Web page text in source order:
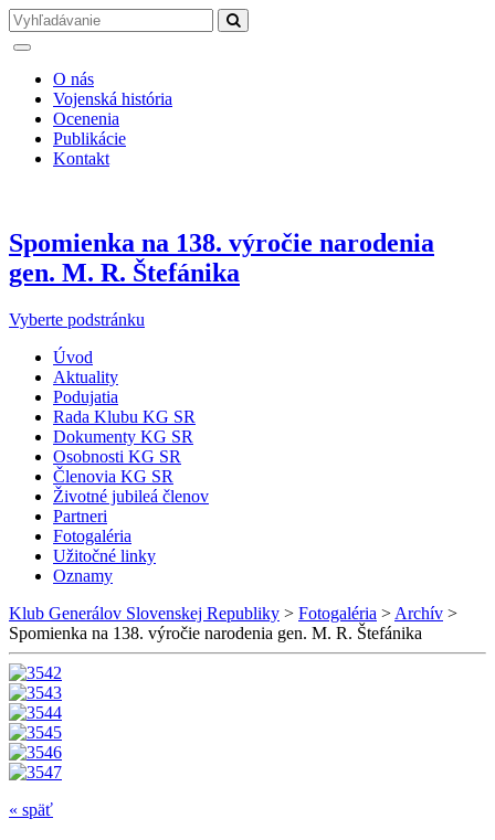
O nás
Vojenská história
Ocenenia
Publikácie
Kontakt
Spomienka na 138. výročie narodenia
gen. M. R. Štefánika
Vyberte podstránku
Úvod
Aktuality
Podujatia
Rada Klubu KG SR
Dokumenty KG SR
Osobnosti KG SR
Členovia KG SR
Životné jubileá členov
Partneri
Fotogaléria
Užitočné linky
Oznamy
Klub Generálov Slovenskej Republiky > Fotogaléria > Archív >
Spomienka na 138. výročie narodenia gen. M. R. Štefánika
« späť